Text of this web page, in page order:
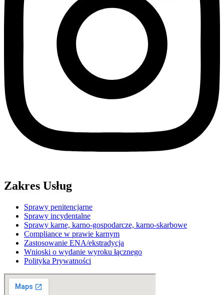
Zakres Usług
Sprawy penitencjarne
Sprawy incydentalne
Sprawy karne, karno-gospodarcze, karno-skarbowe
Compliance w prawie karnym
Zastosowanie ENA/ekstradycja
Wnioski o wydanie wyroku łącznego
Polityka Prywatności